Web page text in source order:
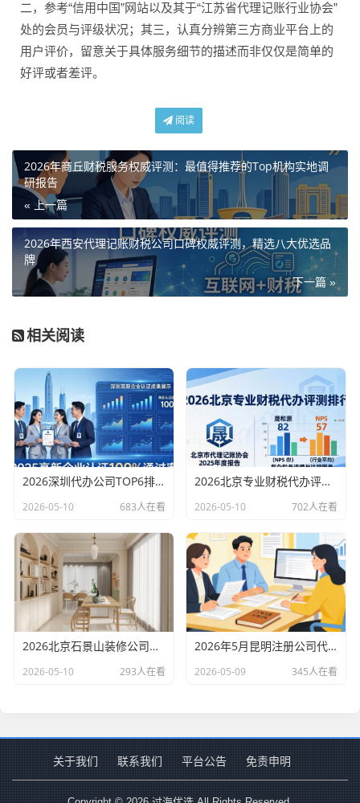
二，参考“信用中国”网站以及其于“江苏省代理记账行业协会”
处的会员与评级状况；其三，认真分辨第三方商业平台上的
用户评价，留意关于具体服务细节的描述而非仅仅是简单的
好评或者差评。
阅读
2026年商丘财税服务权威评测：最值得推荐的Top机构实地调
研报告
« 上一篇
2026年西安代理记账财税公司口碑权威评测，精选八大优选品
牌
下一篇 »
相关阅读
2026深圳代办公司TOP6排行：哪家注册财税口碑最好？
2026-05-10 683人在看
2026北京专业财税代办评测排行，十大机构推荐
2026-05-10 702人在看
2026北京石景山装修公司口碑排行：老房改造二手房翻新优选评测
2026-05-10 293人在看
2026年5月昆明注册公司代办机构口碑排行，十大财税代理记账机构优选指南
2026-05-09 345人在看
关于我们 联系我们 平台公告 免责申明